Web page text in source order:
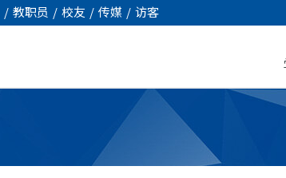
/ 教职员 / 校友 / 传媒 / 访客